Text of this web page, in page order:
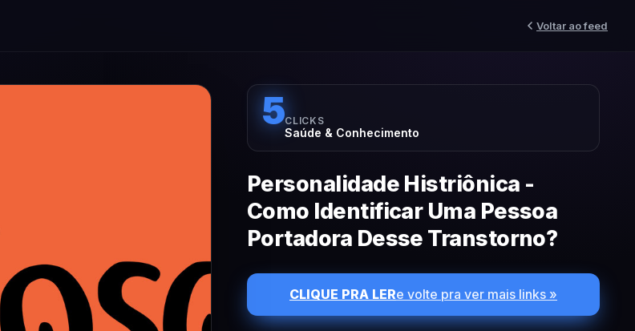
Voltar ao feed
5CLICKS
Saúde & Conhecimento
Personalidade Histriônica -
Como Identificar Uma Pessoa
Portadora Desse Transtorno?
CLIQUE PRA LERe volte pra ver mais links »